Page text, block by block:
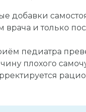
добавки
врача и только
педиатра
плохого